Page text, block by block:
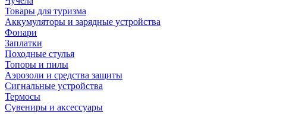
Товары для туризма
Аккумуляторы и зарядные устройства
Фонари
Заплатки
Походные стулья
Топоры и пилы
Аэрозоли и средства защиты
Сигнальные устройства
Термосы
Сувениры и аксессуары